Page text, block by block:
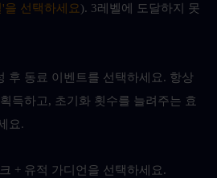
을 선택하세요). 3레벨에 도달하지 못
후 동료 이벤트를 선택하세요. 항상
득하고, 초기화 횟수를 늘려주는 효
요.
+ 유적 가디언을 선택하세요.